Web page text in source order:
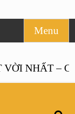
Menu
NHẤT –